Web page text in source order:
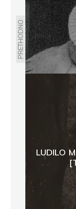
PRETHODNO
LUDILO